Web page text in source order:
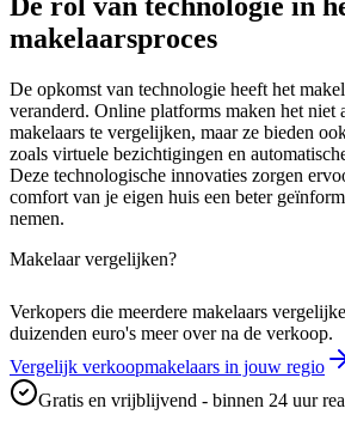
makelaarsproces
De opkomst van technologie heeft het
veranderd. Online platforms maken het niet
makelaars te vergelijken, maar ze bieden
zoals virtuele bezichtigingen en
Deze technologische innovaties zorgen
comfort van je eigen huis een beter
nemen.
Makelaar vergelijken?
Verkopers die meerdere makelaars
duizenden euro's meer over na de verkoop.
Vergelijk verkoopmakelaars in jouw regio
Gratis en vrijblijvend - binnen 24 uur